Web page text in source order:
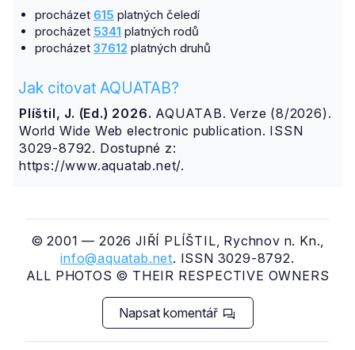
procházet 615 platných čeledí
procházet 5341 platných rodů
procházet 37612 platných druhů
Jak citovat AQUATAB?
Plíštil, J. (Ed.) 2026. AQUATAB. Verze (8/2026).
World Wide Web electronic publication. ISSN
3029-8792. Dostupné z:
https://www.aquatab.net/.
© 2001 — 2026 JIŘÍ PLÍŠTIL, Rychnov n. Kn.,
info@aquatab.net. ISSN 3029-8792.
ALL PHOTOS © THEIR RESPECTIVE OWNERS
Napsat komentář